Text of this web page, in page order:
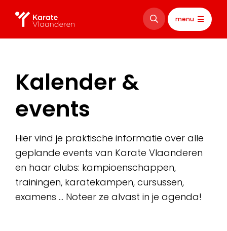
menu
Kalender &
events
Hier vind je praktische informatie over alle
geplande events van Karate Vlaanderen
en haar clubs: kampioenschappen,
trainingen, karatekampen, cursussen,
examens … Noteer ze alvast in je agenda!